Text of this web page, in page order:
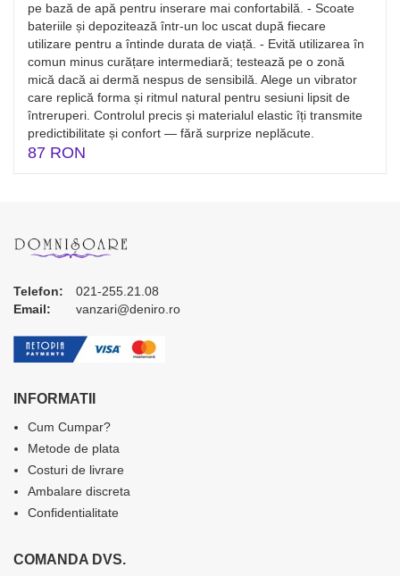
pe bază de apă pentru inserare mai confortabilă. - Scoate
bateriile și depozitează într-un loc uscat după fiecare
utilizare pentru a întinde durata de viață. - Evită utilizarea în
comun minus curățare intermediară; testează pe o zonă
mică dacă ai dermă nespus de sensibilă. Alege un vibrator
care replică forma și ritmul natural pentru sesiuni lipsit de
întreruperi. Controlul precis și materialul elastic îți transmite
predictibilitate și confort — fără surprize neplăcute.
87 RON
Telefon:
021-255.21.08
Email:
vanzari@deniro.ro
INFORMATII
Cum Cumpar?
Metode de plata
Costuri de livrare
Ambalare discreta
Confidentialitate
COMANDA DVS.